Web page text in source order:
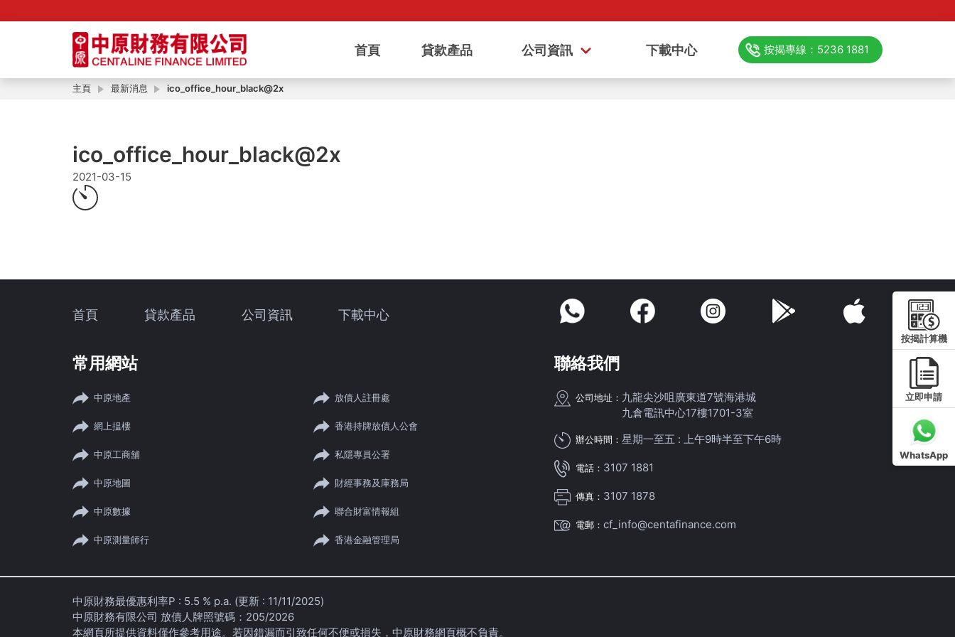
首頁 貸款產品 公司資訊 下載中心 按揭專線：5236 1881
按揭計算機
立即申請
WhatsApp
主頁 最新消息 ico_office_hour_black@2x
ico_office_hour_black@2x
2021-03-15
首頁 貸款產品 公司資訊 下載中心
常用網站
中原地產
網上揾樓
中原工商舖
中原地圖
中原數據
中原測量師行
放債人註冊處
香港持牌放債人公會
私隱專員公署
財經事務及庫務局
聯合財富情報組
香港金融管理局
聯絡我們
公司地址： 九龍尖沙咀廣東道7號海港城
九倉電訊中心17樓1701-3室
辦公時間： 星期一至五 : 上午9時半至下午6時
電話： 3107 1881
傳真： 3107 1878
電郵： cf_info@centafinance.com
中原財務最優惠利率P : 5.5 % p.a. (更新 : 11/11/2025)
中原財務有限公司 放債人牌照號碼：205/2026
本網頁所提供資料僅作參考用途。若因錯漏而引致任何不便或損失，中原財務網頁概不負責。